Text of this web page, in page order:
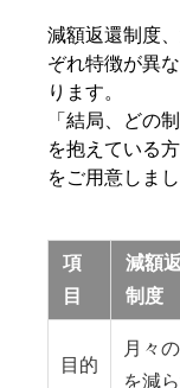
減額返還制度
ぞれ特徴が異
ります。
「結局、どの
を抱えている
をご用意しまし
項
目
減額
制度
目的
月々
を減